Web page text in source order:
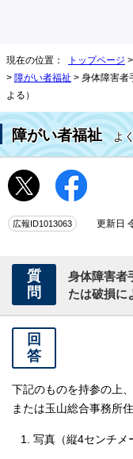
現在の位置： トップページ >
> 障がい者福祉 > 身体障害者
よる）
障がい者福祉よく
広報ID1013063 更新日
質
問
身体障害者
たは破損に
回
答
下記のものを持参の上
または玉山総合事務所
写真（縦4センチメ